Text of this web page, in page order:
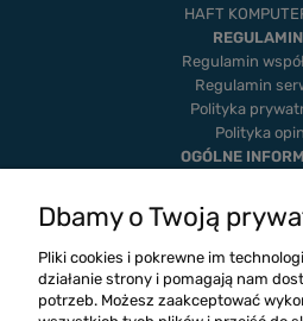
HAFT
Regulamin
Regulamin
Polityka
Polityka
OGÓLNE
Twoje
Ustawienia
Blog
Dbamy o Twoją
Pliki cookies i pokrewne im
działanie strony i pomagają nam
potrzeb. Możesz zaakceptować